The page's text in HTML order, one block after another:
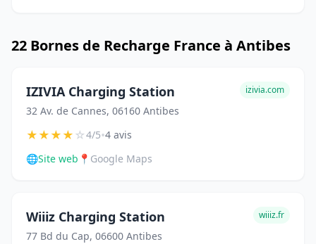
22 Bornes de Recharge France à Antibes
IZIVIA Charging Station
32 Av. de Cannes, 06160 Antibes
izivia.com
★★★★☆4/5•4 avis
🌐Site web 📍 Google Maps
Wiiiz Charging Station
77 Bd du Cap, 06600 Antibes
wiiiz.fr